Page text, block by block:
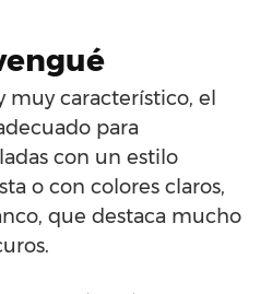
muy característico, el
para
con un estilo
o con colores claros,
que destaca mucho